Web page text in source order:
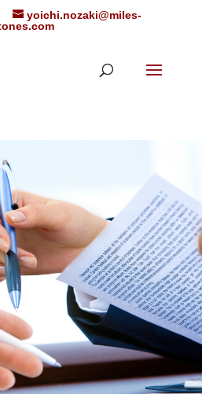
yoichi.nozaki@miles-